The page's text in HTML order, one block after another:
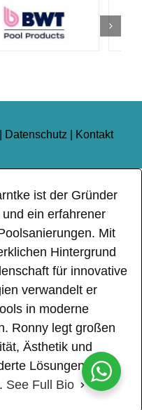
Datenschutz Kontakt
ist der Gründer
ein erfahrener
Mit
Hintergrund
für innovative
verwandelt er
in moderne
Ronny legt großen
Ästhetik und
Lösungen für
See Full Bio